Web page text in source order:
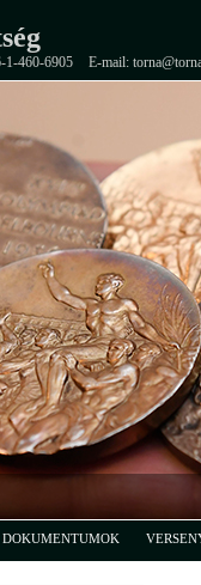
1-460-6905 E-mail:
DOKUMENTUMOK